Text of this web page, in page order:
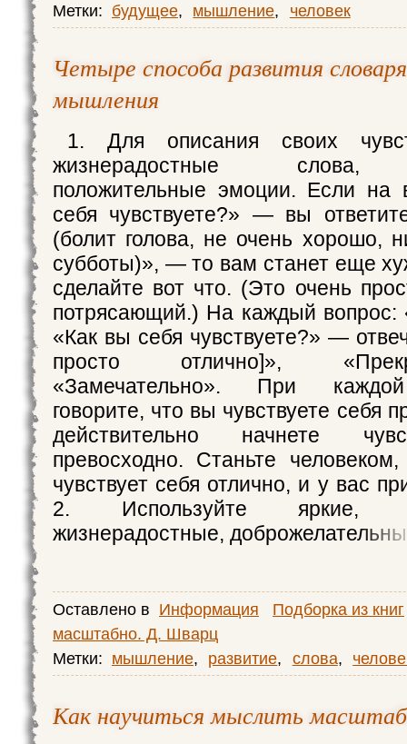
Метки: будущее, мышление, человек
Четыре способа развития
мышления
1. Для описания своих
жизнерадостные слова,
положительные эмоции. Если на
себя чувствуете?» — вы
(болит голова, не очень хорошо,
субботы)», — то вам станет еще
сделайте вот что. (Это очень
потрясающий.) На каждый вопрос:
«Как вы себя чувствуете?» —
просто отлично]»,
«Замечательно». При
говорите, что вы чувствуете себя
действительно начнете
превосходно. Станьте
чувствует себя отлично, и у вас
2. Используйте яркие,
жизнерадостные,
Оставлено в Информация
Подборка из книг
масштабно. Д. Шварц
Метки: мышление, развитие, слова,
Как научиться мыслить